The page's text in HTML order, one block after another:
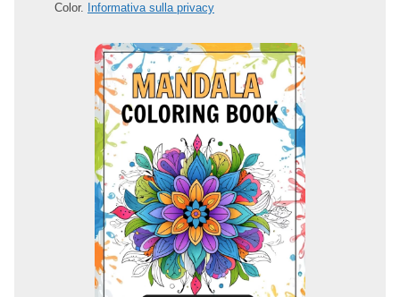
Color. Informativa sulla privacy